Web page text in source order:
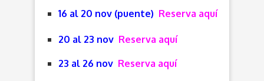
16 al 20 nov (puente) Reserva aquí
20 al 23 nov Reserva aquí
23 al 26 nov Reserva aquí